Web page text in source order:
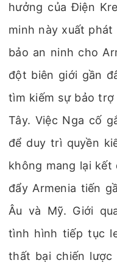
hưởng của Điện
minh này xuất
bảo an ninh cho
đột biên giới gần
tìm kiếm sự bảo
Tây. Việc Nga cố
để duy trì quyền
không mang lại kết
đẩy Armenia tiến
Âu và Mỹ. Giới
tình hình tiếp tục
thất bại chiến lược